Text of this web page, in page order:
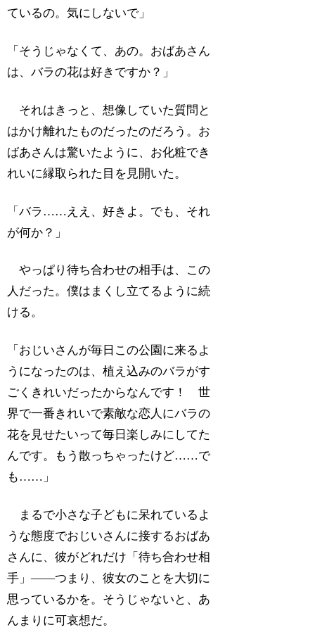
ているの。気にしないで」
「そうじゃなくて、あの。おばあさん
は、バラの花は好きですか？」
それはきっと、想像していた質問と
はかけ離れたものだったのだろう。お
ばあさんは驚いたように、お化粧でき
れいに縁取られた目を見開いた。
「バラ……ええ、好きよ。でも、それ
が何か？」
やっぱり待ち合わせの相手は、この
人だった。僕はまくし立てるように続
ける。
「おじいさんが毎日この公園に来るよ
うになったのは、植え込みのバラがす
ごくきれいだったからなんです！ 世
界で一番きれいで素敵な恋人にバラの
花を見せたいって毎日楽しみにしてた
んです。もう散っちゃったけど……で
も……」
まるで小さな子どもに呆れているよ
うな態度でおじいさんに接するおばあ
さんに、彼がどれだけ「待ち合わせ相
手」――つまり、彼女のことを大切に
思っているかを。そうじゃないと、あ
んまりに可哀想だ。